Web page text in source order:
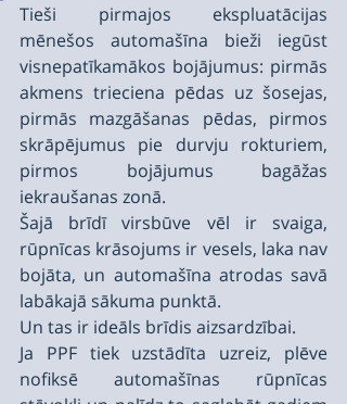
Tieši pirmajos ekspluatācijas
mēnešos automašīna bieži iegūst
visnepatīkamākos bojājumus: pirmās
akmens trieciena pēdas uz šosejas,
pirmās mazgāšanas pēdas, pirmos
skrāpējumus pie durvju rokturiem,
pirmos bojājumus bagāžas
iekraušanas zonā.
Šajā brīdī virsbūve vēl ir svaiga,
rūpnīcas krāsojums ir vesels, laka nav
bojāta, un automašīna atrodas savā
labākajā sākuma punktā.
Un tas ir ideāls brīdis aizsardzībai.
Ja PPF tiek uzstādīta uzreiz, plēve
nofiksē automašīnas rūpnīcas